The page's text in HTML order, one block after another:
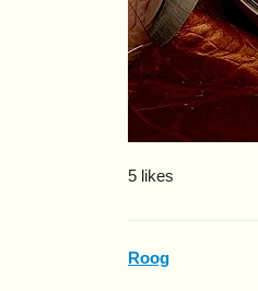
5 likes
Roog